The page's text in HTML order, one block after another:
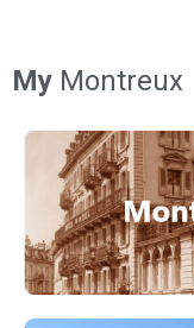
My Montreux